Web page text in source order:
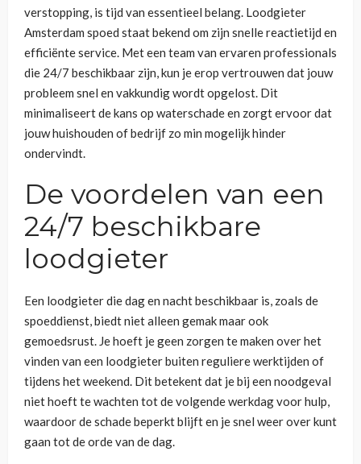
verstopping, is tijd van essentieel belang. Loodgieter
Amsterdam spoed staat bekend om zijn snelle reactietijd en
efficiënte service. Met een team van ervaren professionals
die 24/7 beschikbaar zijn, kun je erop vertrouwen dat jouw
probleem snel en vakkundig wordt opgelost. Dit
minimaliseert de kans op waterschade en zorgt ervoor dat
jouw huishouden of bedrijf zo min mogelijk hinder
ondervindt.
De voordelen van een
24/7 beschikbare
loodgieter
Een loodgieter die dag en nacht beschikbaar is, zoals de
spoeddienst, biedt niet alleen gemak maar ook
gemoedsrust. Je hoeft je geen zorgen te maken over het
vinden van een loodgieter buiten reguliere werktijden of
tijdens het weekend. Dit betekent dat je bij een noodgeval
niet hoeft te wachten tot de volgende werkdag voor hulp,
waardoor de schade beperkt blijft en je snel weer over kunt
gaan tot de orde van de dag.